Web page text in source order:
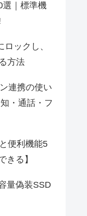
選｜標準機
ックし、
方法
連携の使い
・通話・フ
便利機能5
きる】
量偽装SSD